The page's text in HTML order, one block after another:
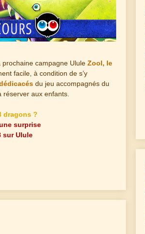
prochaine campagne Ulule Zool, le
facile, à condition de s’y
du jeu accompagnés du
réserver aux enfants.
dragons ?
surprise
sur Ulule